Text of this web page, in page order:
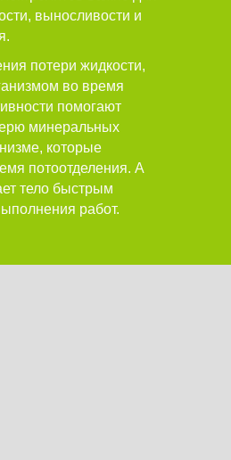
выносливости и
потери жидкости,
во время
помогают
минеральных
которые
потоотделения. А
тело быстрым
работ.